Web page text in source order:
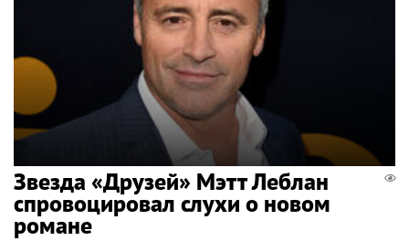
Звезда «Друзей» Мэтт Леблан
спровоцировал слухи о новом
романе